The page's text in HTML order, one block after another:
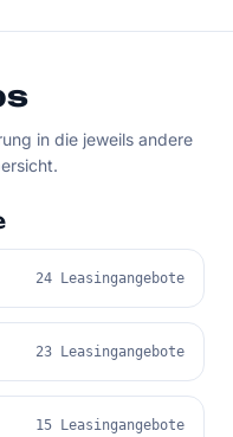
in die jeweils andere
24 Leasingangebote
23 Leasingangebote
15 Leasingangebote